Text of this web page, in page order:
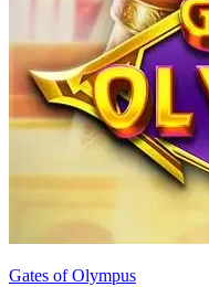
Gates of Olympus